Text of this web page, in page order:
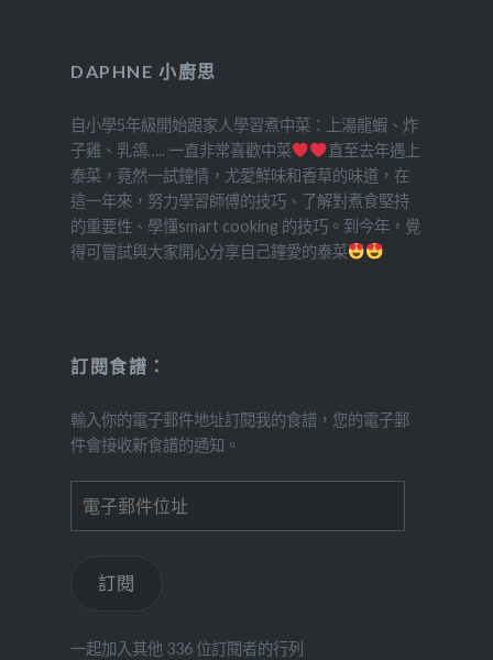
DAPHNE 小廚思
自小學5年級開始跟家人學習煮中菜：上湯龍蝦、炸
子雞、乳鴿….. 一直非常喜歡中菜
直至去年遇上
泰菜，竟然一試鐘情，尤愛鮮味和香草的味道，在
這一年來，努力學習師傅的技巧、了解對煮食堅持
的重要性、學懂smart cooking 的技巧。到今年，覺
得可嘗試與大家開心分享自己鐘愛的泰菜
訂閱食譜：
輸入你的電子郵件地址訂閱我的食譜，您的電子郵
件會接收新食譜的通知。
訂閱
一起加入其他 336 位訂閱者的行列